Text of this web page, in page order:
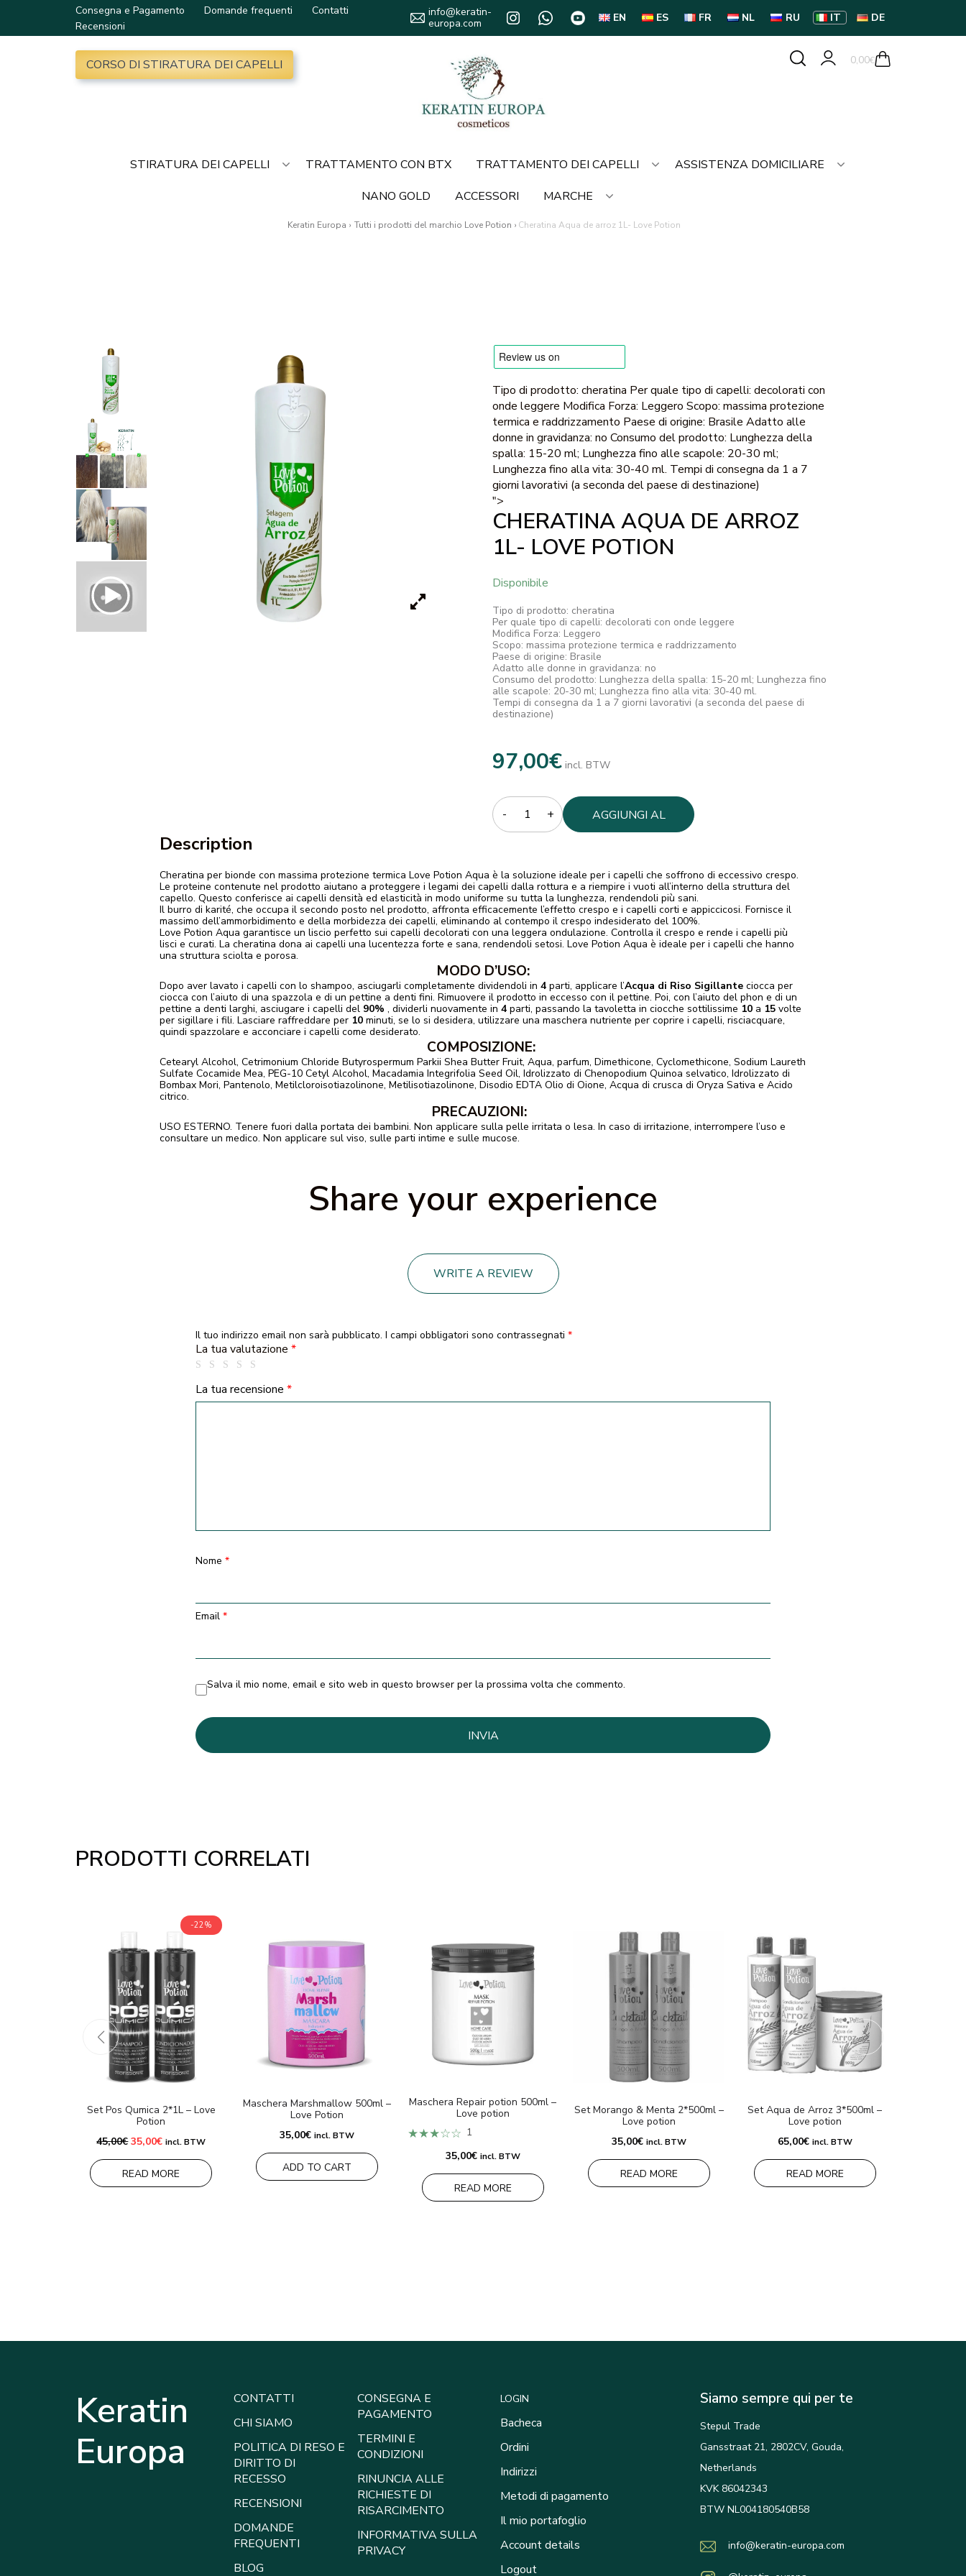
Consegna e Pagamento Domande frequenti
Contatti
Recensioni
info@keratin-
europa.com
EN ES FR NL RU IT DE
CORSO DI STIRATURA DEI CAPELLI 0,00€
STIRATURA DEI CAPELLI TRATTAMENTO CON BTX TRATTAMENTO DEI CAPELLI
ASSISTENZA DOMICILIARE
NANO GOLD
ACCESSORI MARCHE
Keratin Europa › Tutti i prodotti del marchio Love Potion › Cheratina Aqua de arroz 1L- Love Potion
Tipo di prodotto: cheratina Per quale tipo di capelli: decolorati con
onde leggere Modifica Forza: Leggero Scopo: massima protezione
termica e raddrizzamento Paese di origine: Brasile Adatto alle
donne in gravidanza: no Consumo del prodotto: Lunghezza della
spalla: 15-20 ml; Lunghezza fino alle scapole: 20-30 ml;
Lunghezza fino alla vita: 30-40 ml. Tempi di consegna da 1 a 7
giorni lavorativi (a seconda del paese di destinazione)
">
CHERATINA AQUA DE ARROZ
1L- LOVE POTION
Disponibile
Tipo di prodotto: cheratina
Per quale tipo di capelli: decolorati con onde leggere
Modifica Forza: Leggero
Scopo: massima protezione termica e raddrizzamento
Paese di origine: Brasile
Adatto alle donne in gravidanza: no
Consumo del prodotto: Lunghezza della spalla: 15-20 ml; Lunghezza fino
alle scapole: 20-30 ml; Lunghezza fino alla vita: 30-40 ml.
Tempi di consegna da 1 a 7 giorni lavorativi (a seconda del paese di
destinazione)
97,00€ incl. BTW
Quantity
AGGIUNGI AL
Description
Cheratina per bionde con massima protezione termica Love Potion Aqua è la soluzione ideale per i capelli che soffrono di eccessivo crespo.
Le proteine contenute nel prodotto aiutano a proteggere i legami dei capelli dalla rottura e a riempire i vuoti all’interno della struttura del
capello. Questo conferisce ai capelli densità ed elasticità in modo uniforme su tutta la lunghezza, rendendoli più sani.
Il burro di karité, che occupa il secondo posto nel prodotto, affronta efficacemente l’effetto crespo e i capelli corti e appiccicosi. Fornisce il
massimo dell’ammorbidimento e della morbidezza dei capelli, eliminando al contempo il crespo indesiderato del 100%.
Love Potion Aqua garantisce un liscio perfetto sui capelli decolorati con una leggera ondulazione. Controlla il crespo e rende i capelli più
lisci e curati. La cheratina dona ai capelli una lucentezza forte e sana, rendendoli setosi. Love Potion Aqua è ideale per i capelli che hanno
una struttura sciolta e porosa.
MODO D’USO:
Dopo aver lavato i capelli con lo shampoo, asciugarli completamente dividendoli in 4 parti, applicare l’Acqua di Riso Sigillante ciocca per
ciocca con l’aiuto di una spazzola e di un pettine a denti fini. Rimuovere il prodotto in eccesso con il pettine. Poi, con l’aiuto del phon e di un
pettine a denti larghi, asciugare i capelli del 90% , dividerli nuovamente in 4 parti, passando la tavoletta in ciocche sottilissime 10 a 15 volte
per sigillare i fili. Lasciare raffreddare per 10 minuti, se lo si desidera, utilizzare una maschera nutriente per coprire i capelli, risciacquare,
quindi spazzolare e acconciare i capelli come desiderato.
COMPOSIZIONE:
Cetearyl Alcohol, Cetrimonium Chloride Butyrospermum Parkii Shea Butter Fruit, Aqua, parfum, Dimethicone, Cyclomethicone, Sodium Laureth
Sulfate Cocamide Mea, PEG-10 Cetyl Alcohol, Macadamia Integrifolia Seed Oil, Idrolizzato di Chenopodium Quinoa selvatico, Idrolizzato di
Bombax Mori, Pantenolo, Metilcloroisotiazolinone, Metilisotiazolinone, Disodio EDTA Olio di Oione, Acqua di crusca di Oryza Sativa e Acido
citrico.
PRECAUZIONI:
USO ESTERNO. Tenere fuori dalla portata dei bambini. Non applicare sulla pelle irritata o lesa. In caso di irritazione, interrompere l’uso e
consultare un medico. Non applicare sul viso, sulle parti intime e sulle mucose.
Share your experience
WRITE A REVIEW
Il tuo indirizzo email non sarà pubblicato. I campi obbligatori sono contrassegnati *
La tua valutazione *
La tua recensione *
Nome *
Email *
Salva il mio nome, email e sito web in questo browser per la prossima volta che commento.
PRODOTTI CORRELATI
-22%
Set Pos Qumica 2*1L – Love
Potion
45,00€Il
originale
era:
45,00€.
35,00€Il
attuale
è:
35,00€.
incl. BTW
READ MORE
Maschera Marshmallow 500ml –
Love Potion
35,00€ incl. BTW
ADD TO CART
Maschera Repair potion 500ml –
Love potion
★★★☆☆ 1
35,00€ incl. BTW
READ MORE
Set Morango & Menta 2*500ml –
Love potion
35,00€ incl. BTW
READ MORE
Set Aqua de Arroz 3*500ml –
Love potion
65,00€ incl. BTW
READ MORE
Keratin
Europa
CONTATTI
CHI SIAMO
POLITICA DI RESO E
DIRITTO DI
RECESSO
RECENSIONI
DOMANDE
FREQUENTI
BLOG
CONSEGNA E
PAGAMENTO
TERMINI E
CONDIZIONI
RINUNCIA ALLE
RICHIESTE DI
RISARCIMENTO
INFORMATIVA SULLA
PRIVACY
LOGIN
Bacheca
Ordini
Indirizzi
Metodi di pagamento
Il mio portafoglio
Account details
Logout
Siamo sempre qui per te
Stepul Trade
Gansstraat 21, 2802CV, Gouda,
Netherlands
KVK 86042343
BTW NL004180540B58
info@keratin-europa.com